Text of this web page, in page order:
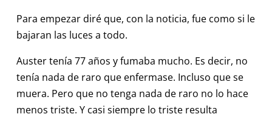
Para empezar diré que, con la noticia, fue como si le
bajaran las luces a todo.
Auster tenía 77 años y fumaba mucho. Es decir, no
tenía nada de raro que enfermase. Incluso que se
muera. Pero que no tenga nada de raro no lo hace
menos triste. Y casi siempre lo triste resulta